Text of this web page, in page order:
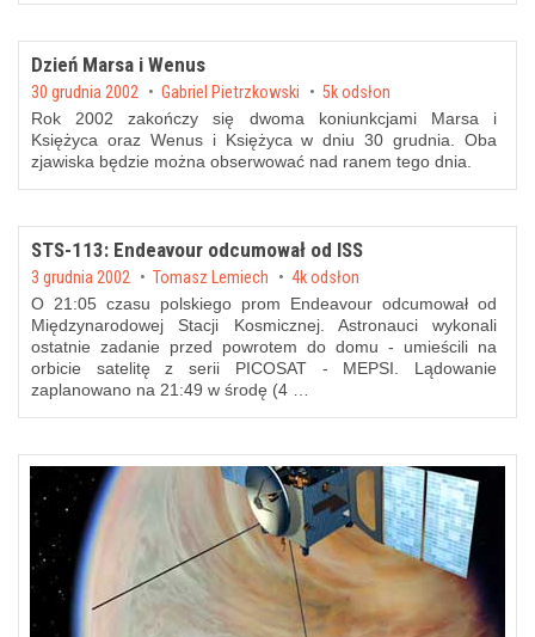
Dzień Marsa i Wenus
Posted on
30 grudnia 2002 byGabriel Pietrzkowski 5k odsłon
Rok 2002 zakończy się dwoma koniunkcjami Marsa i
Księżyca oraz Wenus i Księżyca w dniu 30 grudnia. Oba
zjawiska będzie można obserwować nad ranem tego dnia.
STS-113: Endeavour odcumował od ISS
Posted on
3 grudnia 2002 byTomasz Lemiech 4k odsłon
O 21:05 czasu polskiego prom Endeavour odcumował od
Międzynarodowej Stacji Kosmicznej. Astronauci wykonali
ostatnie zadanie przed powrotem do domu - umieścili na
orbicie satelitę z serii PICOSAT - MEPSI. Lądowanie
zaplanowano na 21:49 w środę (4 …